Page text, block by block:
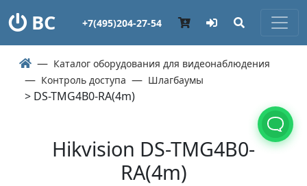
ВС +7(495)204-27-54
Каталог оборудования для видеонаблюдения
Контроль доступа
Шлагбаумы
> DS-TMG4B0-RA(4m)
Hikvision DS-TMG4B0-
RA(4m)